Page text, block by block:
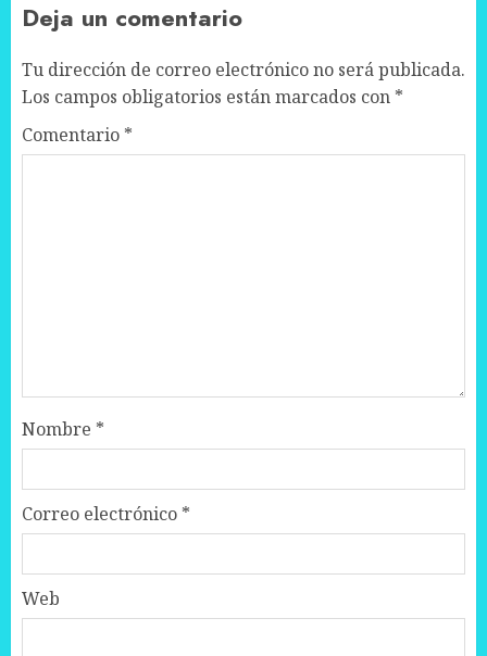
Deja un comentario
Tu dirección de correo electrónico no será publicada.
Los campos obligatorios están marcados con *
Comentario *
Nombre *
Correo electrónico *
Web